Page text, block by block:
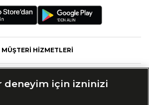
MÜŞTERİ HİZMETLERİ
deneyim için izninizi